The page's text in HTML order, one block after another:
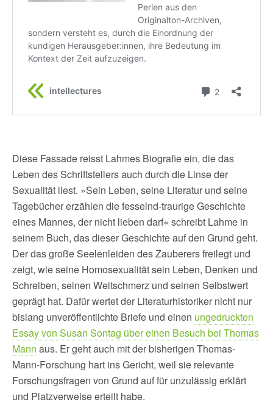
Diese Fassade reisst Lahmes Biografie ein, die das
Leben des Schriftstellers auch durch die Linse der
Sexualität liest. »Sein Leben, seine Literatur und seine
Tagebücher erzählen die fesselnd-traurige Geschichte
eines Mannes, der nicht lieben darf« schreibt Lahme in
seinem Buch, das dieser Geschichte auf den Grund geht.
Der das große Seelenleiden des Zauberers freilegt und
zeigt, wie seine Homosexualität sein Leben, Denken und
Schreiben, seinen Weltschmerz und seinen Selbstwert
geprägt hat. Dafür wertet der Literaturhistoriker nicht nur
bislang unveröffentlichte Briefe und einen ungedruckten
Essay von Susan Sontag über einen Besuch bei Thomas
Mann aus. Er geht auch mit der bisherigen Thomas-
Mann-Forschung hart ins Gericht, weil sie relevante
Forschungsfragen von Grund auf für unzulässig erklärt
und Platzverweise erteilt habe.